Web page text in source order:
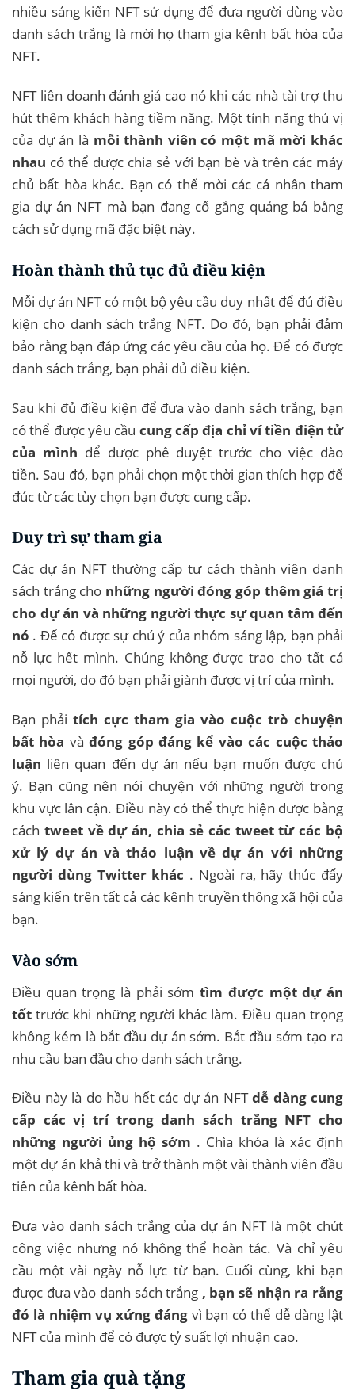
nhiều sáng kiến ​​NFT sử dụng để đưa người dùng vào
danh sách trắng là mời họ tham gia kênh bất hòa của
NFT.
NFT liên doanh đánh giá cao nó khi các nhà tài trợ thu
hút thêm khách hàng tiềm năng. Một tính năng thú vị
của dự án là mỗi thành viên có một mã mời khác
nhau có thể được chia sẻ với bạn bè và trên các máy
chủ bất hòa khác. Bạn có thể mời các cá nhân tham
gia dự án NFT mà bạn đang cố gắng quảng bá bằng
cách sử dụng mã đặc biệt này.
Hoàn thành thủ tục đủ điều kiện
Mỗi dự án NFT có một bộ yêu cầu duy nhất để đủ điều
kiện cho danh sách trắng NFT. Do đó, bạn phải đảm
bảo rằng bạn đáp ứng các yêu cầu của họ. Để có được
danh sách trắng, bạn phải đủ điều kiện.
Sau khi đủ điều kiện để đưa vào danh sách trắng, bạn
có thể được yêu cầu cung cấp địa chỉ ví tiền điện tử
của mình để được phê duyệt trước cho việc đào
tiền. Sau đó, bạn phải chọn một thời gian thích hợp để
đúc từ các tùy chọn bạn được cung cấp.
Duy trì sự tham gia
Các dự án NFT thường cấp tư cách thành viên danh
sách trắng cho những người đóng góp thêm giá trị
cho dự án và những người thực sự quan tâm đến
nó . Để có được sự chú ý của nhóm sáng lập, bạn phải
nỗ lực hết mình. Chúng không được trao cho tất cả
mọi người, do đó bạn phải giành được vị trí của mình.
Bạn phải tích cực tham gia vào cuộc trò chuyện
bất hòa vàđóng góp đáng kể vào các cuộc thảo
luận liên quan đến dự án nếu bạn muốn được chú
ý. Bạn cũng nên nói chuyện với những người trong
khu vực lân cận. Điều này có thể thực hiện được bằng
cách tweet về dự án, chia sẻ các tweet từ các bộ
xử lý dự án và thảo luận về dự án với những
người dùng Twitter khác . Ngoài ra, hãy thúc đẩy
sáng kiến ​​trên tất cả các kênh truyền thông xã hội của
bạn.
Vào sớm
Điều quan trọng là phải sớmtìm được một dự án
tốt trước khi những người khác làm. Điều quan trọng
không kém là bắt đầu dự án sớm. Bắt đầu sớm tạo ra
nhu cầu ban đầu cho danh sách trắng.
Điều này là do hầu hết các dự án NFTdễ dàng cung
cấp các vị trí trong danh sách trắng NFT cho
những người ủng hộ sớm . Chìa khóa là xác định
một dự án khả thi và trở thành một vài thành viên đầu
tiên của kênh bất hòa.
Đưa vào danh sách trắng của dự án NFT là một chút
công việc nhưng nó không thể hoàn tác. Và chỉ yêu
cầu một vài ngày nỗ lực từ bạn. Cuối cùng, khi bạn
được đưa vào danh sách trắng , bạn sẽ nhận ra rằng
đó là nhiệm vụ xứng đángvì bạn có thể dễ dàng lật
NFT của mình để có được tỷ suất lợi nhuận cao.
Tham gia quà tặng